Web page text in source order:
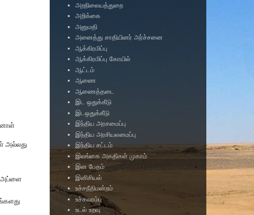
அல்லது
அப்ளை
அறநிலையத்துறை
அறிக்கை
அனுமதி
அனைத்து சாதியினர் அர்ச்சனை
ஆக்கிரமிப்பு
ஆக்கிரமிப்பு கோயில்
ஆட்டம்
ஆணை
ஆணைத்தடை
இட ஒதுக்கீடு
இடஒதுக்கீடு
இந்திய அரசமைப்பு
இந்திய அரசியலமைப்பு
இந்திய சட்டம்
இலங்கை அகதிகள் முகாம்
இன பேதம்
இனிசியல்
உச்சநீதிமன்றம்
உச்சவரம்பு
உடல் உறவு